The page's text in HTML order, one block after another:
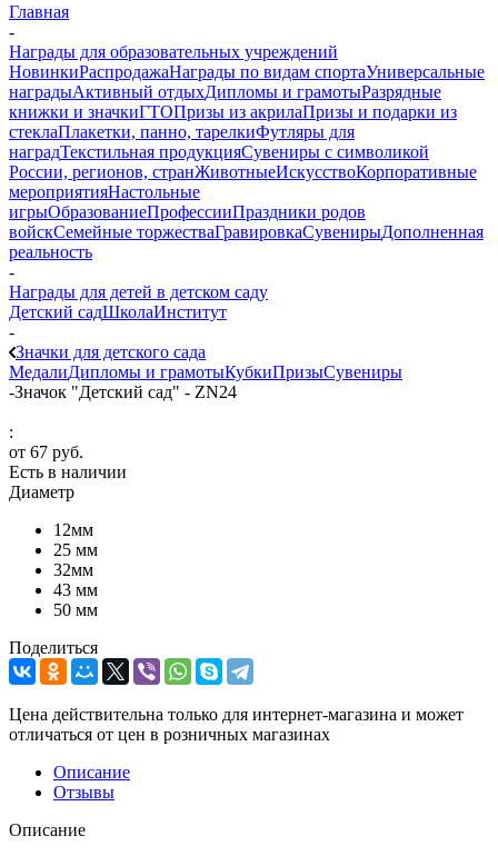
Главная
-
Награды для образовательных учреждений
НовинкиРаспродажаНаграды по видам спортаУниверсальные
наградыАктивный отдыхДипломы и грамотыРазрядные
книжки и значкиГТОПризы из акрилаПризы и подарки из
стеклаПлакетки, панно, тарелкиФутляры для
наградТекстильная продукцияСувениры с символикой
России, регионов, странЖивотныеИскусствоКорпоративные
мероприятияНастольные
игрыОбразованиеПрофессииПраздники родов
войскСемейные торжестваГравировкаСувенирыДополненная
реальность
-
Награды для детей в детском саду
Детский садШколаИнститут
-
Значки для детского сада
МедалиДипломы и грамотыКубкиПризыСувениры
-Значок "Детский сад" - ZN24
:
от 67 руб.
Есть в наличии
Диаметр
12мм
25 мм
32мм
43 мм
50 мм
Поделиться
Цена действительна только для интернет-магазина и может
отличаться от цен в розничных магазинах
Описание
Отзывы
Описание